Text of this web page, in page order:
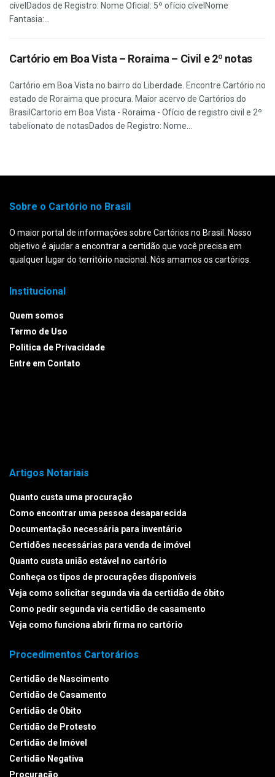
cívelDados de Registro: Nome Oficial: 5º ofício cívelNome
Fantasia:...
Cartório em Boa Vista – Roraima – Civil e 2º notas
Cartório em Boa Vista no bairro do Liberdade. Encontre Cartório no
estado de Roraima que procura. Maior acervo de Cartórios do
BrasilCartorio em Boa Vista - Roraima - Ofício de registro civil e 2º
tabelionato de notasDados de Registro: Nome...
Sobre o Cartório no Brasil
O maior portal de informações sobre Cartórios no Brasil. Nosso
objetivo é ajudar a encontrar a certidão que você precisa em
qualquer lugar do território nacional. Nós amamos os cartórios.
Institucional
Quem somos
Termo de Uso
Politica de Privacidade
Entre em Contato
Artigos Notariais
Quanto custa uma procuração
Como encontrar uma pessoa desaparecida
Documentação necessária para inventário
Certidões necessárias para venda de imóvel
Quanto custa união estável no cartório
Conheça os tipos de procurações disponíveis
Veja como solicitar segunda via da certidão de óbito
Como pedir segunda via certidão de casamento
Veja como funciona abrir firma no cartório
Procedimentos Cartorários
Certidão de Nascimento
Certidão de Casamento
Certidão de Óbito
Certidão de Protesto
Certidão de Imóvel
Certidão Negativa
Procuração